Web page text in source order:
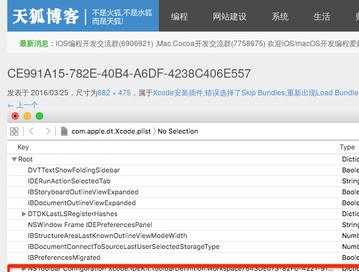
编程 网站建设 系统 生活
最新消息： iOS编程开发交流群(6906921) ,Mac.Cocoa开发交流群(7758675) 欢迎iOS/macOS开发编程爱
CE991A15-782E-40B4-A6DF-4238C406E557
发表于2016/03/25 ，尺寸为882 × 475 ，属于Xcode安装插件,错误选择了Skip Bundles,重新出现Load
← 上一个